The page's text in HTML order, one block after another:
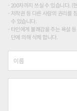
200자까지 쓰실 수 있습니다.
저작권 등 다른 사람의 권리를
수 있습니다.
타인에게 불쾌감을 주는 욕설
단에 의해 삭제 합니다.